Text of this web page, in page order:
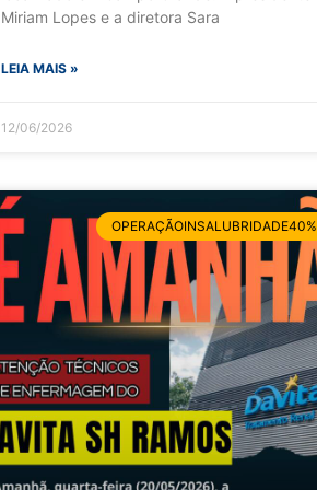
Miriam Lopes e a diretora Sara
LEIA MAIS »
12/06/2026
OPERAÇÃOINSALUBRIDADE40%